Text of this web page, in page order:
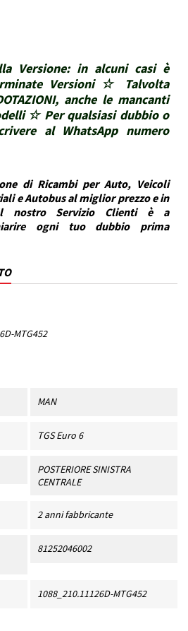
Versione: in alcuni casi è
Versioni ☆ Talvolta
anche le mancanti
☆ Per qualsiasi dubbio o
al WhatsApp numero
di Ricambi per Auto, Veicoli
e Autobus al miglior prezzo e in
nostro Servizio Clienti è a
ogni tuo dubbio prima
MTG452
MAN
TGS Euro 6
POSTERIORE SINISTRA
CENTRALE
2 anni fabbricante
81252046002
1088_210.11126D-MTG452